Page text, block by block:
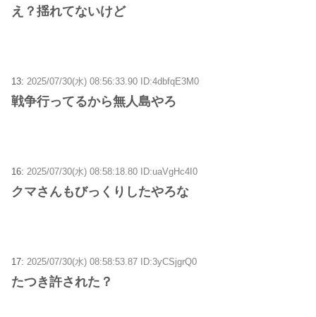
え？揺れてないけど
13: 2025/07/30(水) 08:56:33.90 ID:4dbfqE3M0
戦争行ってるから無人島やろ
16: 2025/07/30(水) 08:58:18.80 ID:uaVgHc4I0
クマさんもびっくりしたやろな
17: 2025/07/30(水) 08:58:53.87 ID:3yCSjgrQ0
たつき許された？